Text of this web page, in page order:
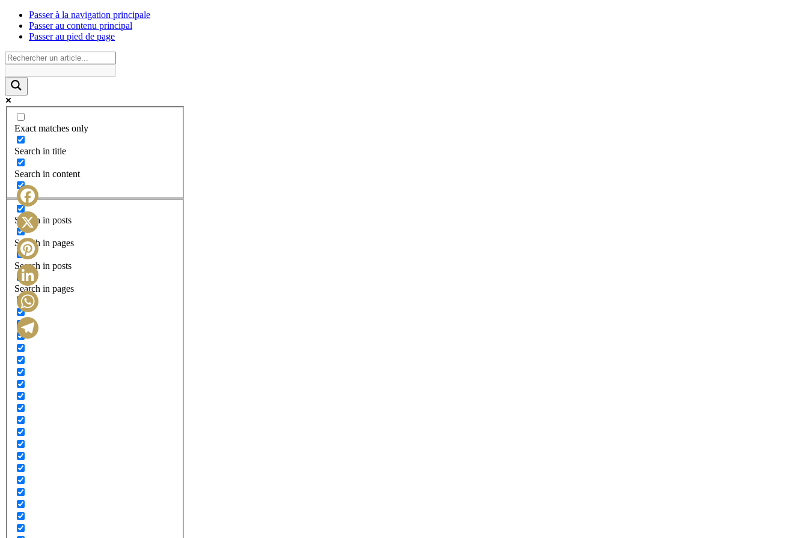
Passer à la navigation principale
Passer au contenu principal
Passer au pied de page
Exact matches only
Search in title
Search in content
Search in posts
Search in pages
Search in posts
Search in pages
Facebook
X
Pinterest
LinkedIn
WhatsApp
Telegram